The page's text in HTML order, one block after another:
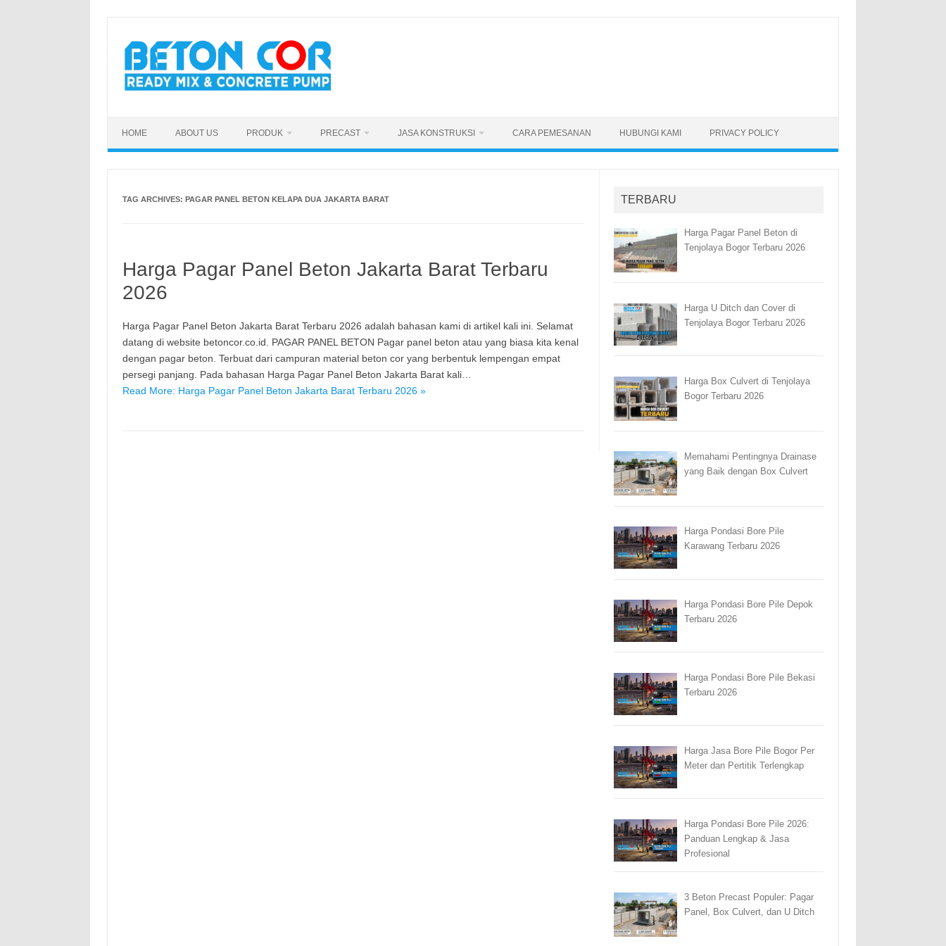
content
HOME ABOUT US PRODUK PRECAST JASA KONSTRUKSI CARA PEMESANAN HUBUNGI KAMI PRIVACY POLICY
TAG ARCHIVES: PAGAR PANEL BETON KELAPA DUA JAKARTA BARAT
Harga Pagar Panel Beton Jakarta Barat Terbaru
2026
Harga Pagar Panel Beton Jakarta Barat Terbaru 2026 adalah bahasan kami di artikel kali ini. Selamat
datang di website betoncor.co.id. PAGAR PANEL BETON Pagar panel beton atau yang biasa kita kenal
dengan pagar beton. Terbuat dari campuran material beton cor yang berbentuk lempengan empat
persegi panjang. Pada bahasan Harga Pagar Panel Beton Jakarta Barat kali…
Read More: Harga Pagar Panel Beton Jakarta Barat Terbaru 2026 »
TERBARU
Harga Pagar Panel Beton di
Tenjolaya Bogor Terbaru 2026
Harga U Ditch dan Cover di
Tenjolaya Bogor Terbaru 2026
Harga Box Culvert di Tenjolaya
Bogor Terbaru 2026
Memahami Pentingnya Drainase
yang Baik dengan Box Culvert
Harga Pondasi Bore Pile
Karawang Terbaru 2026
Harga Pondasi Bore Pile Depok
Terbaru 2026
Harga Pondasi Bore Pile Bekasi
Terbaru 2026
Harga Jasa Bore Pile Bogor Per
Meter dan Pertitik Terlengkap
Harga Pondasi Bore Pile 2026:
Panduan Lengkap & Jasa
Profesional
3 Beton Precast Populer: Pagar
Panel, Box Culvert, dan U Ditch